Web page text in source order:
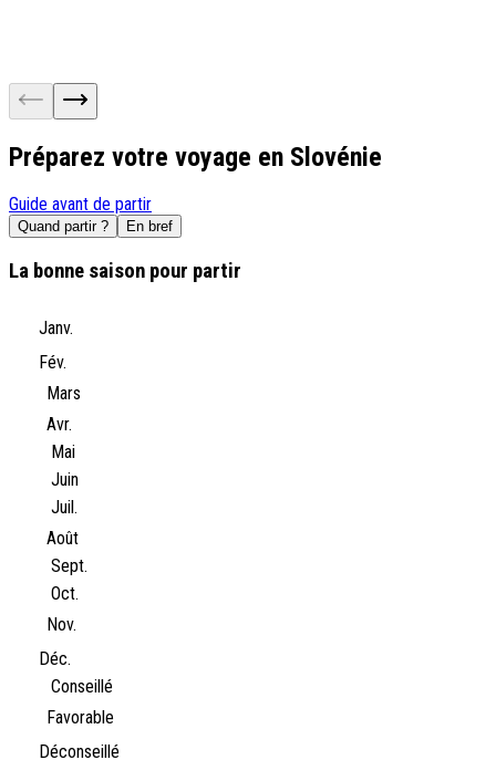
Préparez votre voyage en Slovénie
Guide avant de partir
Quand partir ? En bref
La bonne saison pour partir
Janv.
Fév.
Mars
Avr.
Mai
Juin
Juil.
Août
Sept.
Oct.
Nov.
Déc.
Conseillé
Favorable
Déconseillé